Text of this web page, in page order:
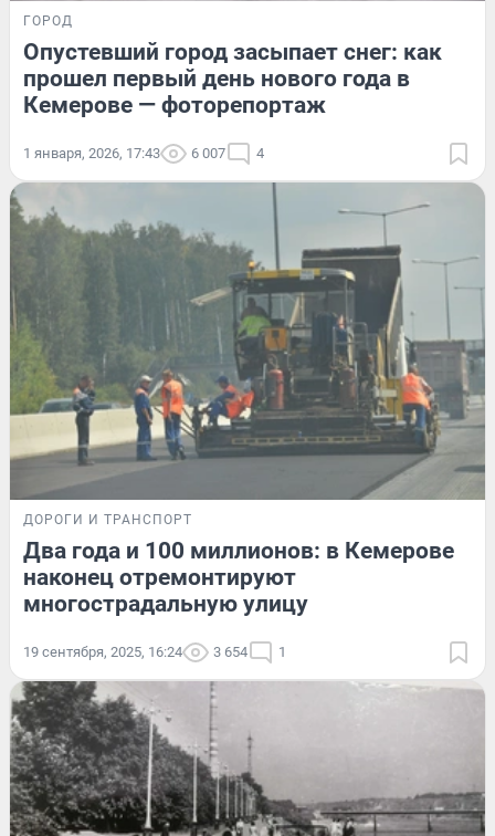
ГОРОД
Опустевший город засыпает снег: как
прошел первый день нового года в
Кемерове — фоторепортаж
1 января, 2026, 17:43 6 007 4
ДОРОГИ И ТРАНСПОРТ
Два года и 100 миллионов: в Кемерове
наконец отремонтируют
многострадальную улицу
19 сентября, 2025, 16:24 3 654 1